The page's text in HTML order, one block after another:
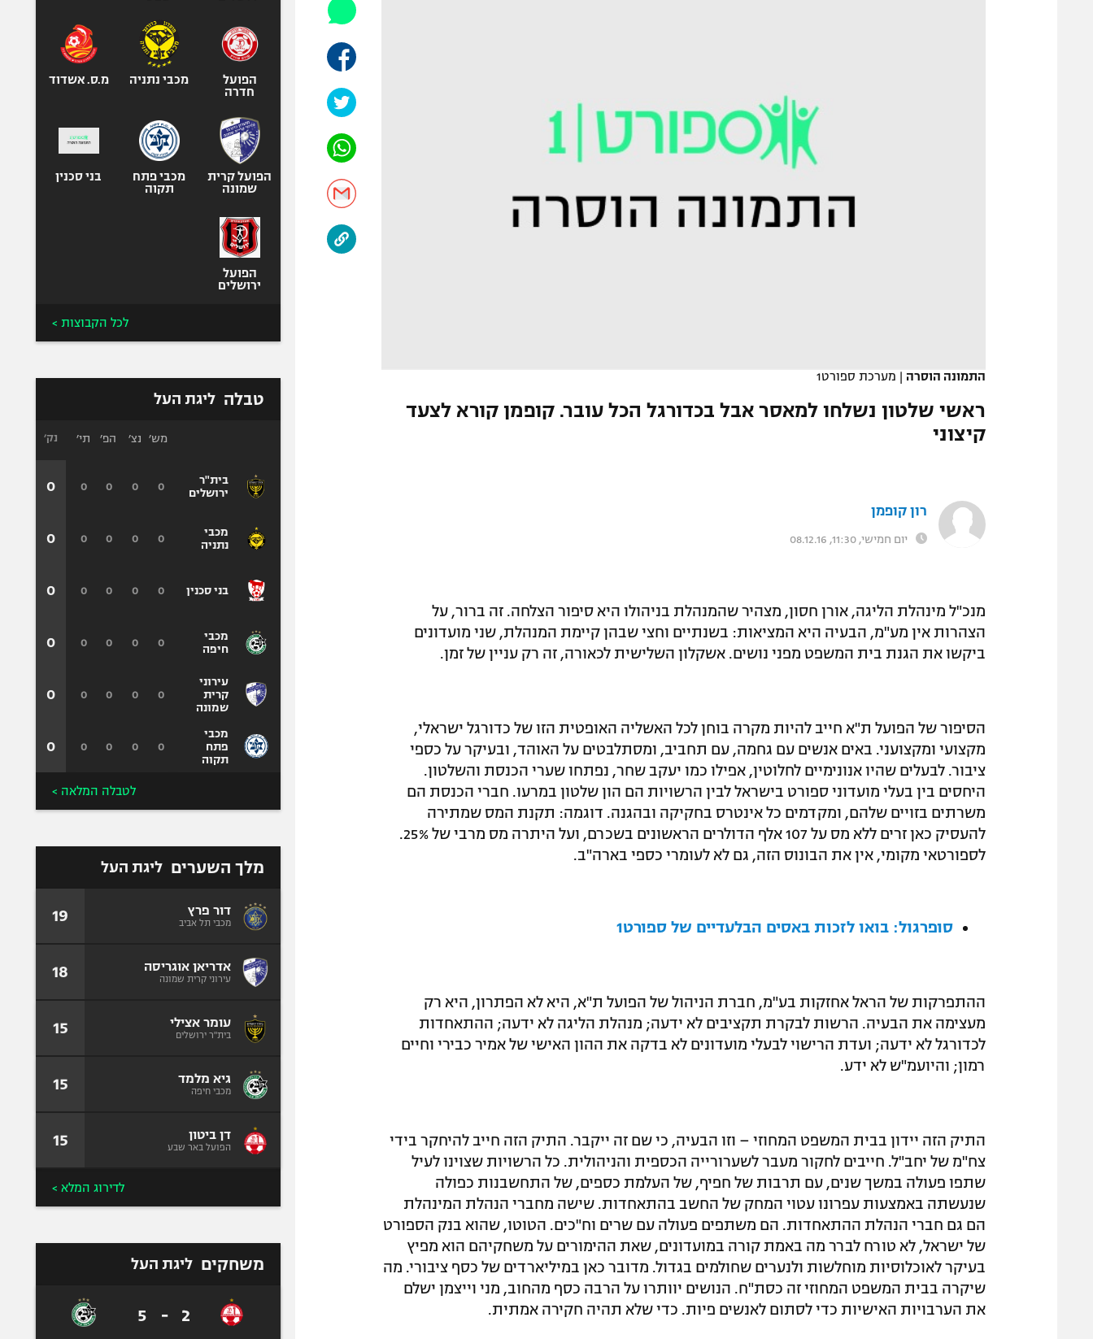
המגזין
מכבי נתניה
בני יהודה
אופניים
ספורט מוטורי
כדורמים
בייסבול MLB
ספורט אתגרי
אומנויות לחימה
התמונה הוסרה | מערכת ספורט1
ראשי שלטון נשלחו למאסר אבל בכדורגל הכל עובר. קופמן קורא לצעד
קיצוני
רון קופמן
יום חמישי, 11:30, 08.12.16
מנכ"ל מינהלת הליגה, אורן חסון, מצהיר שהמנהלת בניהולו היא סיפור הצלחה. זה ברור, על
הצהרות אין מע"מ, הבעיה היא המציאות: בשנתיים וחצי שבהן קיימת המנהלת, שני מועדונים
ביקשו את הגנת בית המשפט מפני נושים. אשקלון השלישית לכאורה, זה רק עניין של זמן.
הסיפור של הפועל ת"א חייב להיות מקרה בוחן לכל האשליה האופטית הזו של כדורגל ישראלי,
מקצועי ומקצועני. באים אנשים עם גחמה, עם תחביב, ומסתלבטים על האוהד, ובעיקר על כספי
ציבור. לבעלים שהיו אנונימיים לחלוטין, אפילו כמו יעקב שחר, נפתחו שערי הכנסת והשלטון.
היחסים בין בעלי מועדוני ספורט בישראל לבין הרשויות הם הון שלטון במרעו. חברי הכנסת הם
משרתים בזויים שלהם, ומקדמים כל אינטרס בחקיקה ובהגנה. דוגמה: תקנת המס שמתירה
להעסיק כאן זרים ללא מס על 107 אלף הדולרים הראשונים בשכרם, ועל היתרה מס מרבי של 25%.
לספורטאי מקומי, אין את הבונוס הזה, גם לא לעומרי כספי בארה"ב.
סופרגול: בואו לזכות באסים הבלעדיים של ספורט1
ההתפרקות של הראל אחזקות בע"מ, חברת הניהול של הפועל ת"א, היא לא הפתרון, היא רק
מעצימה את הבעיה. הרשות לבקרת תקציבים לא ידעה; מנהלת הליגה לא ידעה; ההתאחדות
לכדורגל לא ידעה; ועדת הרישוי לבעלי מועדונים לא בדקה את ההון האישי של אמיר כבירי וחיים
רמון; והיועמ"ש לא ידע.
התיק הזה יידון בבית המשפט המחוזי – וזו הבעיה, כי שם זה ייקבר. התיק הזה חייב להיחקר בידי
צח"מ של יחב"ל. חייבים לחקור מעבר לשערורייה הכספית והניהולית. כל הרשויות שצוינו לעיל
שתפו פעולה במשך שנים, עם תרבות של חפיף, של העלמת כספים, של התחשבנות כפולה
שנעשתה באמצעות עפרונו עטוי המחק של החשב בהתאחדות. שישה מחברי הנהלת המינהלת
הם גם חברי הנהלת ההתאחדות. הם משתפים פעולה עם שרים וח"כים. הטוטו, שהוא בנק הספורט
של ישראל, לא טורח לברר מה באמת קורה במועדונים, שאת ההימורים על משחקיהם הוא מפיץ
בעיקר לאוכלוסיות מוחלשות ולנערים שחולמים בגדול. מדובר כאן במיליארדים של כסף ציבורי. מה
שיקרה בבית המשפט המחוזי זה כסת"ח. הנושים יוותרו על הרבה כסף מהחוב, מני וייצמן ישלם
את הערבויות האישיות כדי לסתום לאנשים פיות. כדי שלא תהיה חקירה אמתית.
הפועל
חדרה
מכבי נתניה מ.ס. אשדוד
הפועל קרית
שמונה
מכבי פתח
תקוה
בני סכנין
הפועל
ירושלים
לכל הקבוצות >
טבלה ליגת העל
בית"ר
ירושלים
מכבי
נתניה
בני סכנין
מכבי
חיפה
עירוני
קרית
שמונה
מכבי
פתח
תקוה
מש׳ נצ׳ הפ׳ תי׳
0
0
0
0
0
0
0
0
0
0
0
0
0
0
0
0
0
0
0
0
0
0
0
0
נק׳
0
0
0
0
0
0
לטבלה המלאה >
מלך השערים ליגת העל
דור פרץ
מכבי תל אביב 19
אדריאן אוגריסה
עירוני קרית שמונה 18
עומר אצילי
בית"ר ירושלים 15
גיא מלמד
מכבי חיפה 15
דן ביטון
הפועל באר שבע 15
לדירוג המלא >
משחקים ליגת העל
2
-
5